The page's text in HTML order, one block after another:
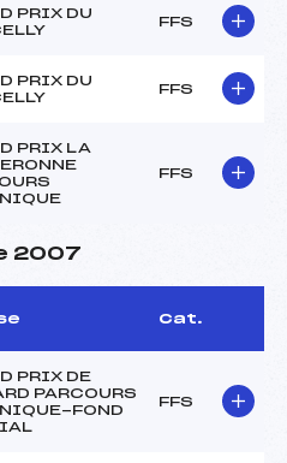
PRIX DU
FFS
PRIX DU
FFS
PRIX LA
FFS
2007
Cat.
PRIX DE
PARCOURS
FOND
FFS